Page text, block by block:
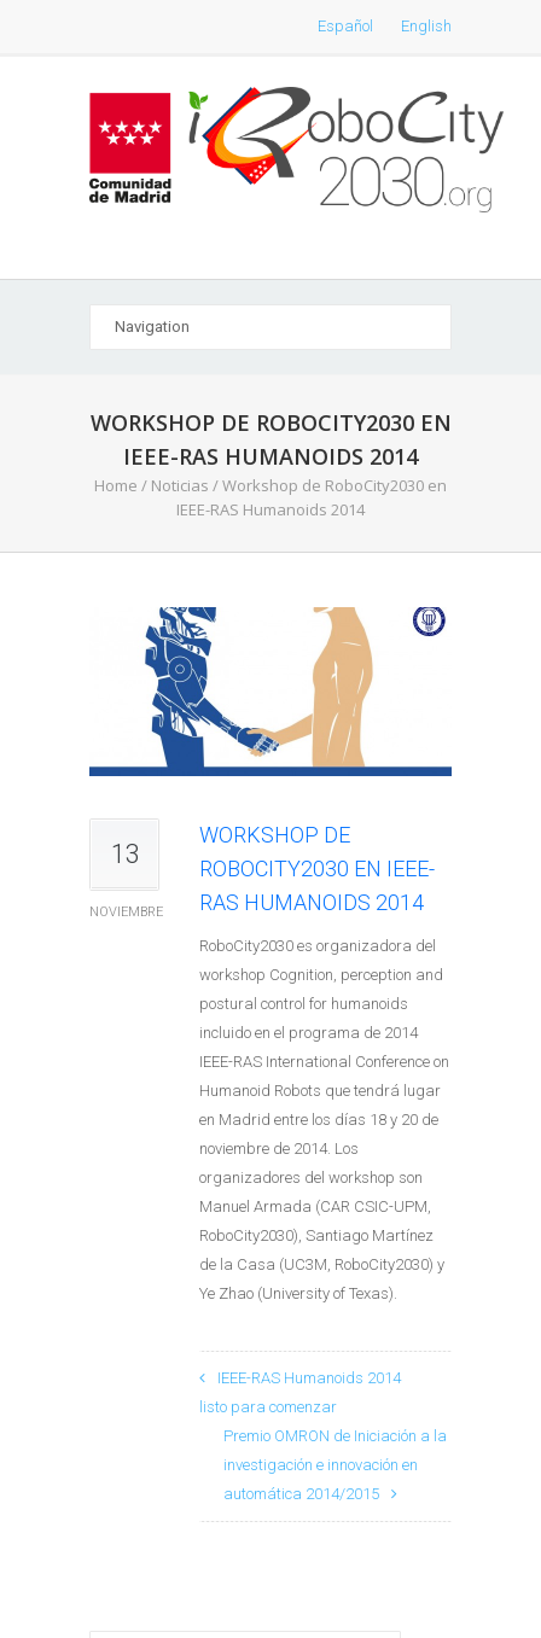
Español English
WORKSHOP DE ROBOCITY2030 EN
IEEE-RAS HUMANOIDS 2014
Home / Noticias /Workshop de RoboCity2030 en
IEEE-RAS Humanoids 2014
13
NOVIEMBRE
WORKSHOP DE
ROBOCITY2030 EN IEEE-
RAS HUMANOIDS 2014
RoboCity2030 es organizadora del
workshop Cognition, perception and
postural control for humanoids
incluido en el programa de 2014
IEEE-RAS International Conference on
Humanoid Robots que tendrá lugar
en Madrid entre los días 18 y 20 de
noviembre de 2014. Los
organizadores del workshop son
Manuel Armada (CAR CSIC-UPM,
RoboCity2030), Santiago Martínez
de la Casa (UC3M, RoboCity2030) y
Ye Zhao (University of Texas).
IEEE-RAS Humanoids 2014
listo para comenzar
Premio OMRON de Iniciación a la
investigación e innovación en
automática 2014/2015